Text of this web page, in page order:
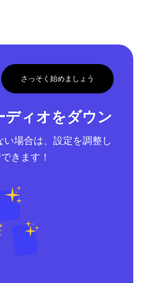
さっそく始めましょう
ディオをダウン
い場合は、設定を調整し
きます！